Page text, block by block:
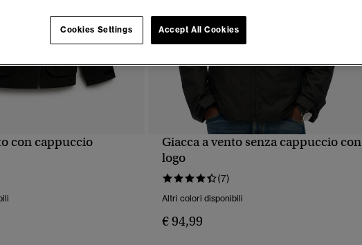
RAPIDA
con cappuccio
VISUALIZZAZIONE RAPIDA
Giacca a vento senza cappuccio con
logo
(7)
Altri colori disponibili
€ 94,99
Cookies Settings Accept All Cookies